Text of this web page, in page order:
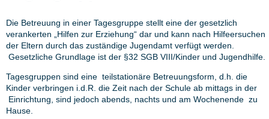
Die Betreuung in einer Tagesgruppe stellt eine der gesetzlich
verankerten „Hilfen zur Erziehung“ dar und kann nach Hilfeersuchen
der Eltern durch das zuständige Jugendamt verfügt werden.
Gesetzliche Grundlage ist der §32 SGB VIII/Kinder und Jugendhilfe.
Tagesgruppen sind eine teilstationäre Betreuungsform, d.h. die
Kinder verbringen i.d.R. die Zeit nach der Schule ab mittags in der
Einrichtung, sind jedoch abends, nachts und am Wochenende zu
Hause.